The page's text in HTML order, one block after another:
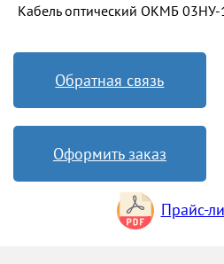
Кабель оптический ОКМБ 03НУ-
Обратная связь
Оформить заказ
Прайс-